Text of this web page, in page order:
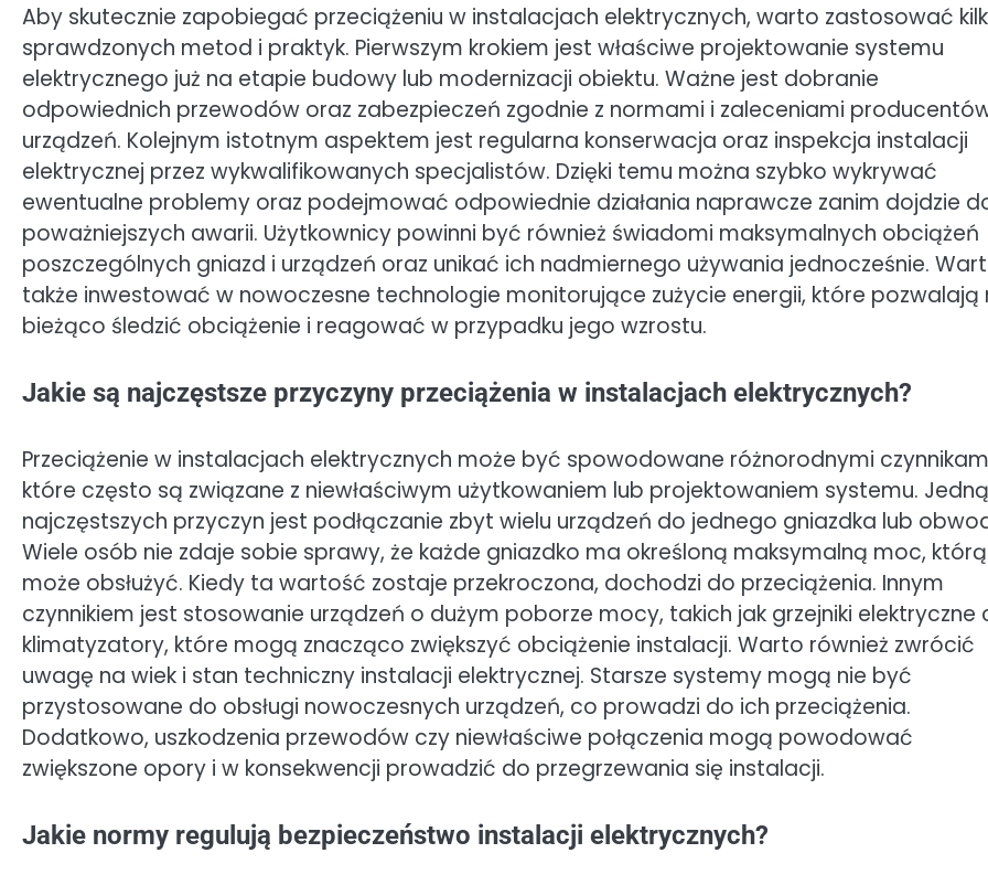
Aby skutecznie zapobiegać przeciążeniu w instalacjach elektrycznych, warto zastosować
sprawdzonych metod i praktyk. Pierwszym krokiem jest właściwe projektowanie systemu
elektrycznego już na etapie budowy lub modernizacji obiektu. Ważne jest dobranie
odpowiednich przewodów oraz zabezpieczeń zgodnie z normami i zaleceniami
urządzeń. Kolejnym istotnym aspektem jest regularna konserwacja oraz inspekcja instalacji
elektrycznej przez wykwalifikowanych specjalistów. Dzięki temu można szybko wykrywać
ewentualne problemy oraz podejmować odpowiednie działania naprawcze zanim dojdzie
poważniejszych awarii. Użytkownicy powinni być również świadomi maksymalnych obciążeń
poszczególnych gniazd i urządzeń oraz unikać ich nadmiernego używania jednocześnie.
także inwestować w nowoczesne technologie monitorujące zużycie energii, które pozwalają
bieżąco śledzić obciążenie i reagować w przypadku jego wzrostu.
Jakie są najczęstsze przyczyny przeciążenia w instalacjach elektrycznych?
Przeciążenie w instalacjach elektrycznych może być spowodowane różnorodnymi
które często są związane z niewłaściwym użytkowaniem lub projektowaniem systemu.
najczęstszych przyczyn jest podłączanie zbyt wielu urządzeń do jednego gniazdka lub
Wiele osób nie zdaje sobie sprawy, że każde gniazdko ma określoną maksymalną moc, którą
może obsłużyć. Kiedy ta wartość zostaje przekroczona, dochodzi do przeciążenia. Innym
czynnikiem jest stosowanie urządzeń o dużym poborze mocy, takich jak grzejniki elektryczne
klimatyzatory, które mogą znacząco zwiększyć obciążenie instalacji. Warto również zwrócić
uwagę na wiek i stan techniczny instalacji elektrycznej. Starsze systemy mogą nie być
przystosowane do obsługi nowoczesnych urządzeń, co prowadzi do ich przeciążenia.
Dodatkowo, uszkodzenia przewodów czy niewłaściwe połączenia mogą powodować
zwiększone opory i w konsekwencji prowadzić do przegrzewania się instalacji.
Jakie normy regulują bezpieczeństwo instalacji elektrycznych?